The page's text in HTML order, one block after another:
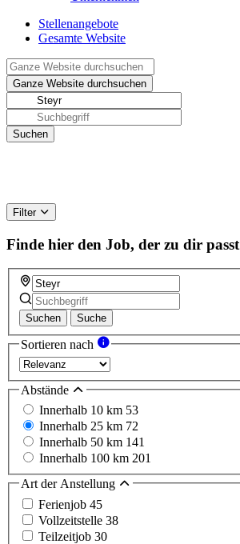
Stellenangebote
Gesamte Website
Filter
Finde hier den Job, der zu dir passt
Suchen Suche
Sortieren nach
Abstände
Innerhalb 10 km 53
Innerhalb 25 km 72
Innerhalb 50 km 141
Innerhalb 100 km 201
Art der Anstellung
Ferienjob 45
Vollzeitstelle 38
Teilzeitjob 30